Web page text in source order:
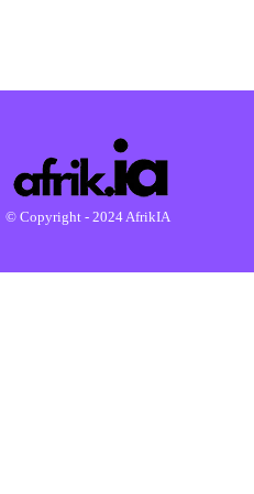
© Copyright - 2024 AfrikIA